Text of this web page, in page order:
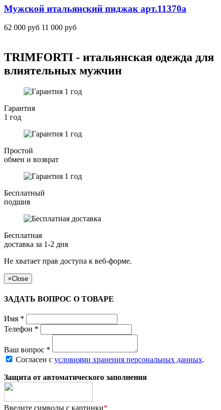
Мужской итальянский пиджак арт.11370а
62 000 руб 11 000 руб
TRIMFORTI - итальянская одежда для
влиятельных мужчин
Гарантия
1 год
Простой
обмен и возврат
Бесплатный
подшив
Бесплатная
доставка за 1-2 дня
Не хватает прав доступа к веб-форме.
×Close
ЗАДАТЬ ВОПРОС О ТОВАРЕ
Имя *
Телефон *
Ваш вопрос *
Согласен с условиями хранения персональных данных.
Защита от автоматического заполнения
Введите символы с картинки*